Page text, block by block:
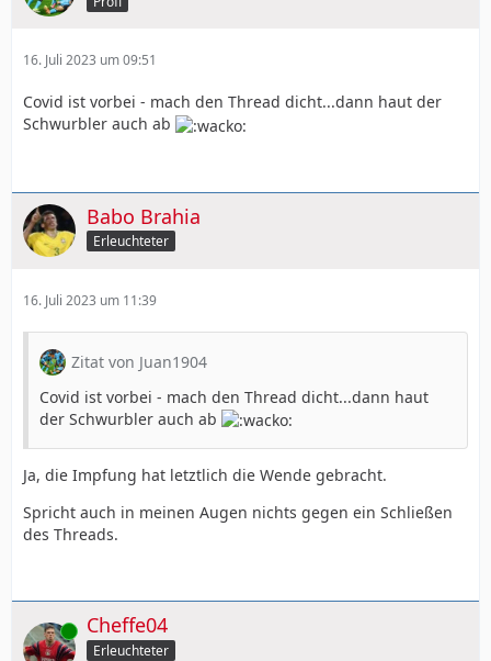
16. Juli 2023 um 09:51
Covid ist vorbei - mach den Thread dicht...dann haut der
Schwurbler auch ab
Babo Brahia
Erleuchteter
16. Juli 2023 um 11:39
Zitat von Juan1904
Covid ist vorbei - mach den Thread dicht...dann haut
der Schwurbler auch ab
Ja, die Impfung hat letztlich die Wende gebracht.
Spricht auch in meinen Augen nichts gegen ein Schließen
des Threads.
Online Cheffe04
Erleuchteter